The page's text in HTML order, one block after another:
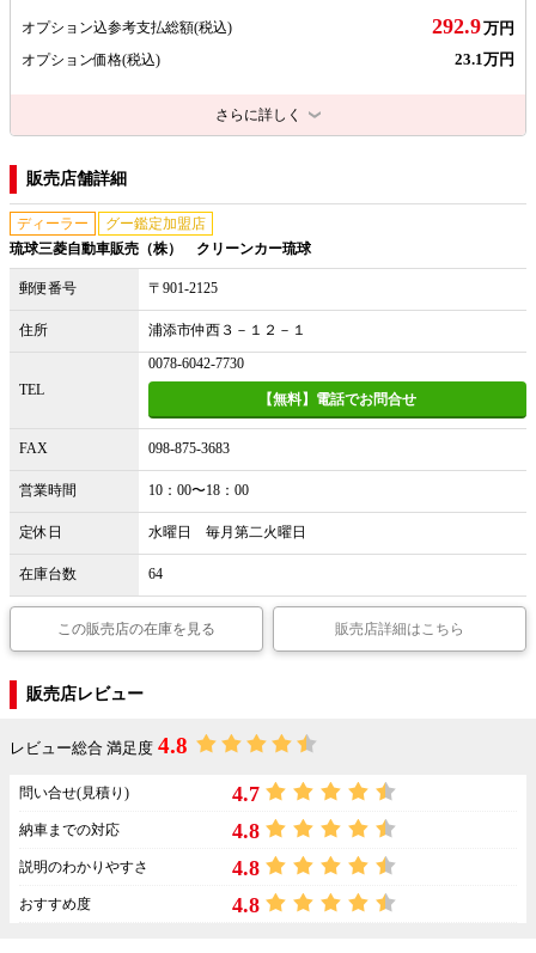
オプション込参考支払総額(税込) 292.9万円
オプション価格(税込) 23.1万円
さらに詳しく
販売店舗詳細
ディーラー
グー鑑定加盟店
琉球三菱自動車販売（株） クリーンカー琉球
郵便番号 〒901-2125
住所 浦添市仲西３－１２－１
TEL
0078-6042-7730
【無料】電話でお問合せ
FAX 098-875-3683
営業時間 10：00〜18：00
定休日 水曜日 毎月第二火曜日
在庫台数 64
この販売店の在庫を見る 販売店詳細はこちら
販売店レビュー
レビュー総合 満足度 4.8
問い合せ(見積り) 4.7
納車までの対応 4.8
説明のわかりやすさ 4.8
おすすめ度 4.8